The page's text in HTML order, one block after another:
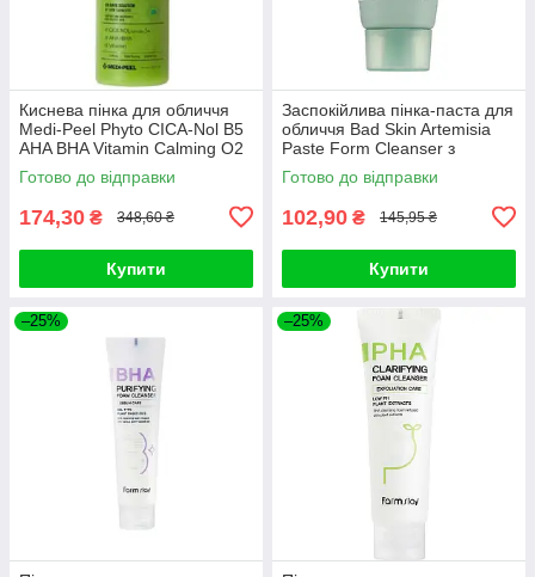
Киснева пінка для обличчя
Medi-Peel Phyto CICA-Nol B5
AHA BHA Vitamin Calming O2
Deep Cleanser 150 m
Готово до відправки
174,30 ₴ 348,60 ₴
Купити
Заспокійлива пінка-паста для
обличчя Bad Skin Artemisia
Paste Form Cleanser з
полином, 25 мл
Готово до відправки
102,90 ₴ 145,95 ₴
Купити
–25% –25%